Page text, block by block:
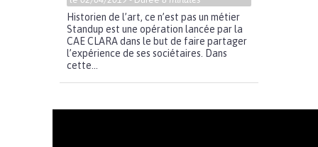
Historien de l’art, ce n’est pas un métier
Standup est une opération lancée par la
CAE CLARA dans le but de faire partager
l’expérience de ses sociétaires. Dans
cette...